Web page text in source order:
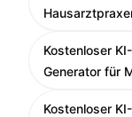
Kostenloser
Generator für
Kostenloser